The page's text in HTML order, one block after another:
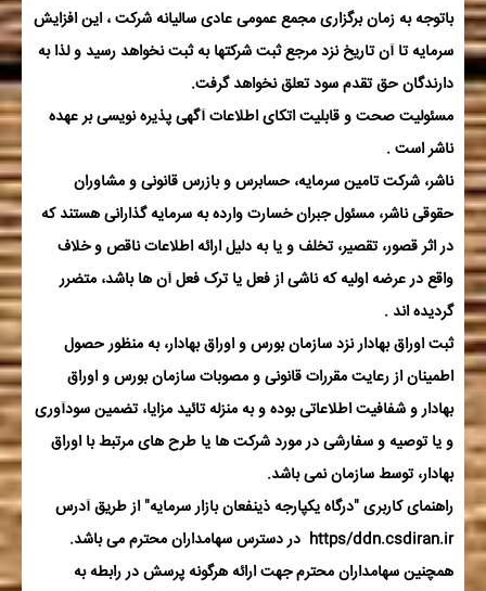
باتوجه به زمان برگزاری مجمع عمومی عادی سالیانه شرکت ، این افزایش
سرمایه تا آن تاریخ نزد مرجع ثبت شرکتها به ثبت نخواهد رسید و لذا به
دارندگان حق تقدم سود تعلق نخواهد گرفت.
مسئولیت صحت و قابلیت اتکای اطلاعات آگهی پذیره نویسی بر عهده
ناشر است .
ناشر، شرکت تامین سرمایه، حسابرس و بازرس قانونی و مشاوران
حقوقی ناشر، مسئول جبران خسارت وارده به سرمایه گذارانی هستند که
در اثر قصور، تقصیر، تخلف و یا به دلیل ارائه اطلاعات ناقص و خلاف
واقع در عرضه اولیه که ناشی از فعل یا ترک فعل آن ها باشد، متضرر
گردیده اند .
ثبت اوراق بهادار نزد سازمان بورس و اوراق بهادار، به منظور حصول
اطمینان از رعایت مقررات قانونی و مصوبات سازمان بورس و اوراق
بهادار و شفافیت اطلاعاتی بوده و به منزله تائید مزایا، تضمین سودآوری
و یا توصیه و سفارشی در مورد شرکت ها یا طرح های مرتبط با اوراق
بهادار، توسط سازمان نمی باشد.
راهنمای کاربری "درگاه یکپارجه ذینفعان بازار سرمایه" از طریق آدرس
https/ddn.csdiran.ir در دسترس سهامداران محترم می باشد.
همچنین سهامداران محترم جهت ارائه هرگونه پرسش در رابطه به